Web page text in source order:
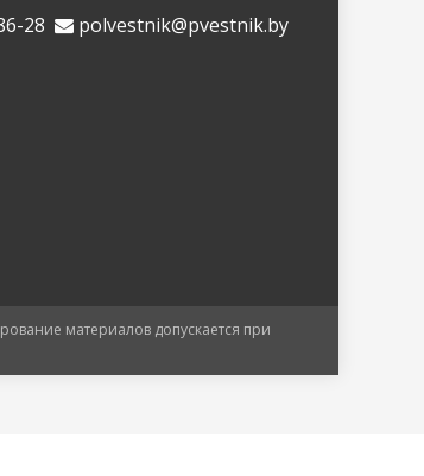
28 polvestnik@pvestnik.by
материалов допускается при